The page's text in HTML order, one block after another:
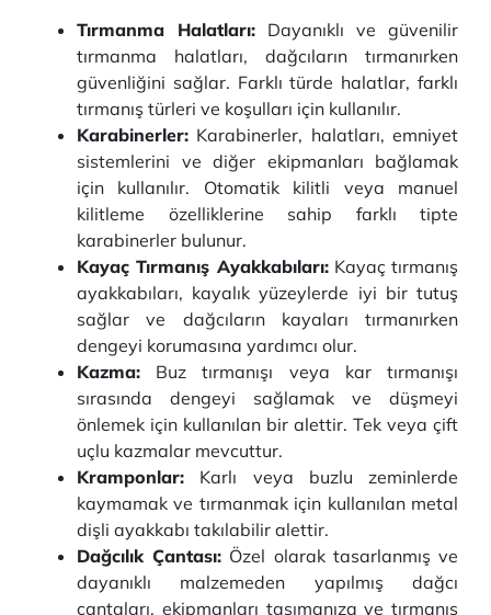
Tırmanma Halatları: Dayanıklı ve güvenilir
tırmanma halatları, dağcıların tırmanırken
güvenliğini sağlar. Farklı türde halatlar, farklı
tırmanış türleri ve koşulları için kullanılır.
Karabinerler: Karabinerler, halatları, emniyet
sistemlerini ve diğer ekipmanları bağlamak
için kullanılır. Otomatik kilitli veya manuel
kilitleme özelliklerine sahip farklı tipte
karabinerler bulunur.
Kayaç Tırmanış Ayakkabıları:Kayaç tırmanış
ayakkabıları, kayalık yüzeylerde iyi bir tutuş
sağlar ve dağcıların kayaları tırmanırken
dengeyi korumasına yardımcı olur.
Kazma: Buz tırmanışı veya kar tırmanışı
sırasında dengeyi sağlamak ve düşmeyi
önlemek için kullanılan bir alettir. Tek veya çift
uçlu kazmalar mevcuttur.
Kramponlar: Karlı veya buzlu zeminlerde
kaymamak ve tırmanmak için kullanılan metal
dişli ayakkabı takılabilir alettir.
Dağcılık Çantası: Özel olarak tasarlanmış ve
dayanıklı malzemeden yapılmış dağcı
çantaları, ekipmanları taşımanıza ve tırmanış